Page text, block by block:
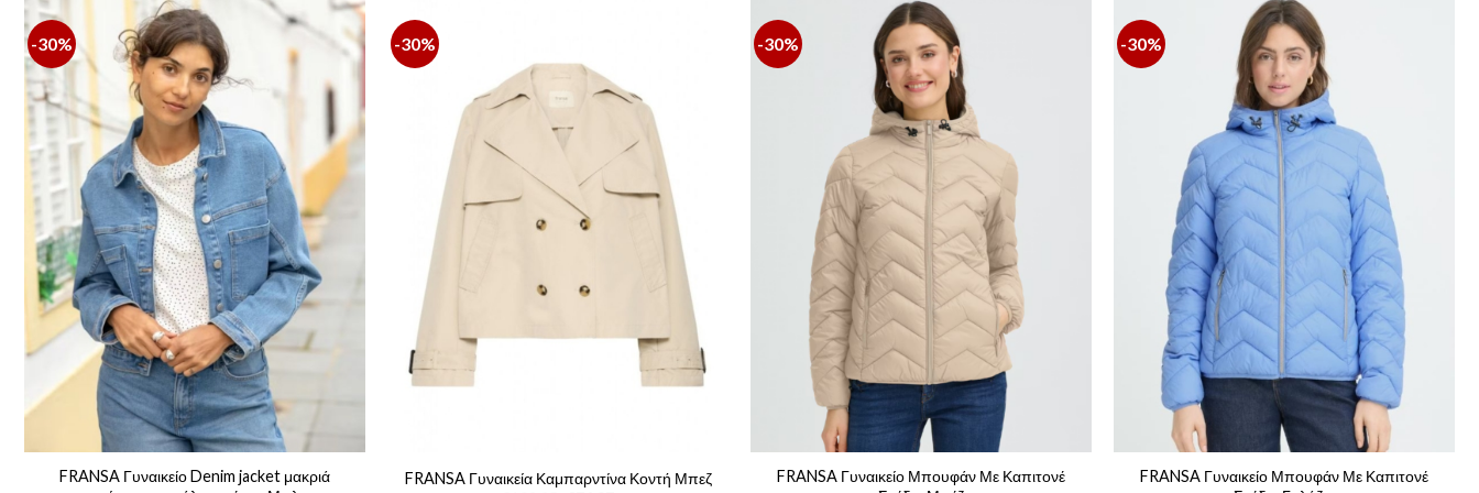
-30%
FRANSA Γυναικείο Denim jacket μακριά
-30%
FRANSA Γυναικεία Καμπαρντίνα Κοντή Μπεζ
-30%
FRANSA Γυναικείο Μπουφάν Με Καπιτονέ
-30%
FRANSA Γυναικείο Μπουφάν Με Καπιτονέ